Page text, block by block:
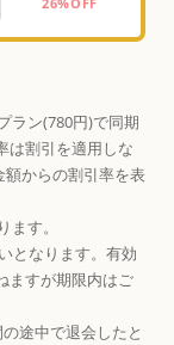
ラン(780円)で同期
は割引を適用しな
額からの割引率を表
す。
となります。有効
ますが期限内はご
途中で退会したと